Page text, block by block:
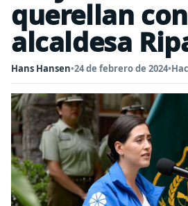
querellan
alcaldesa
Hans Hansen•24 de febrero de 2024•